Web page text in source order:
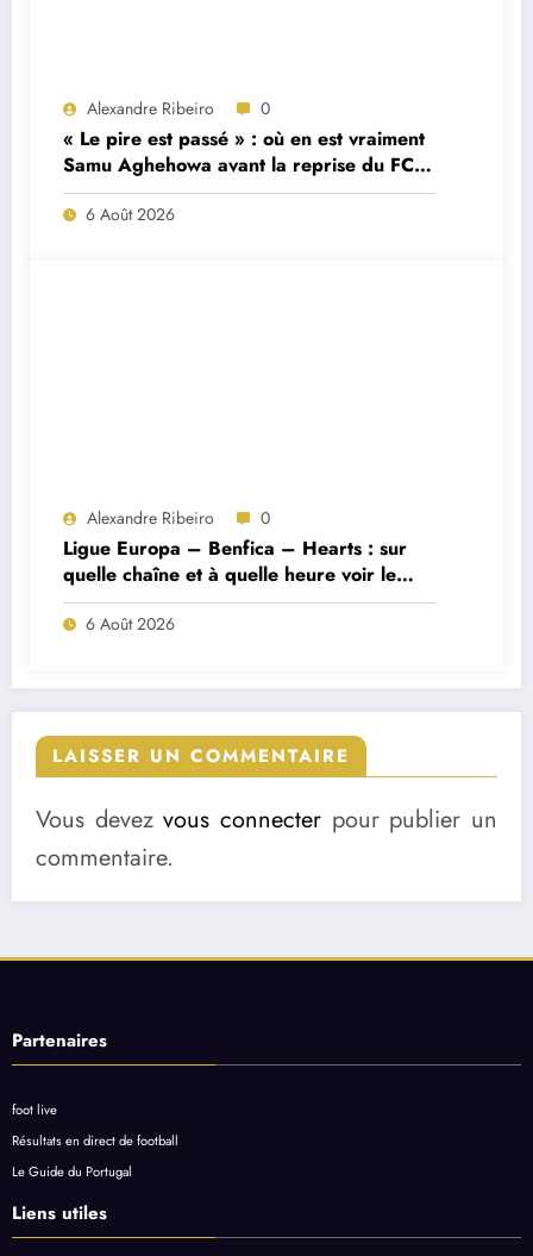
Alexandre Ribeiro 0
« Le pire est passé » : où en est vraiment
Samu Aghehowa avant la reprise du FC
Porto ?
6 Août 2026
Alexandre Ribeiro 0
Ligue Europa – Benfica – Hearts : sur
quelle chaîne et à quelle heure voir le
match ?
6 Août 2026
LAISSER UN COMMENTAIRE
Vous devezvous connecter pour publier un
commentaire.
Partenaires
foot live
Résultats en direct de football
Le Guide du Portugal
Liens utiles